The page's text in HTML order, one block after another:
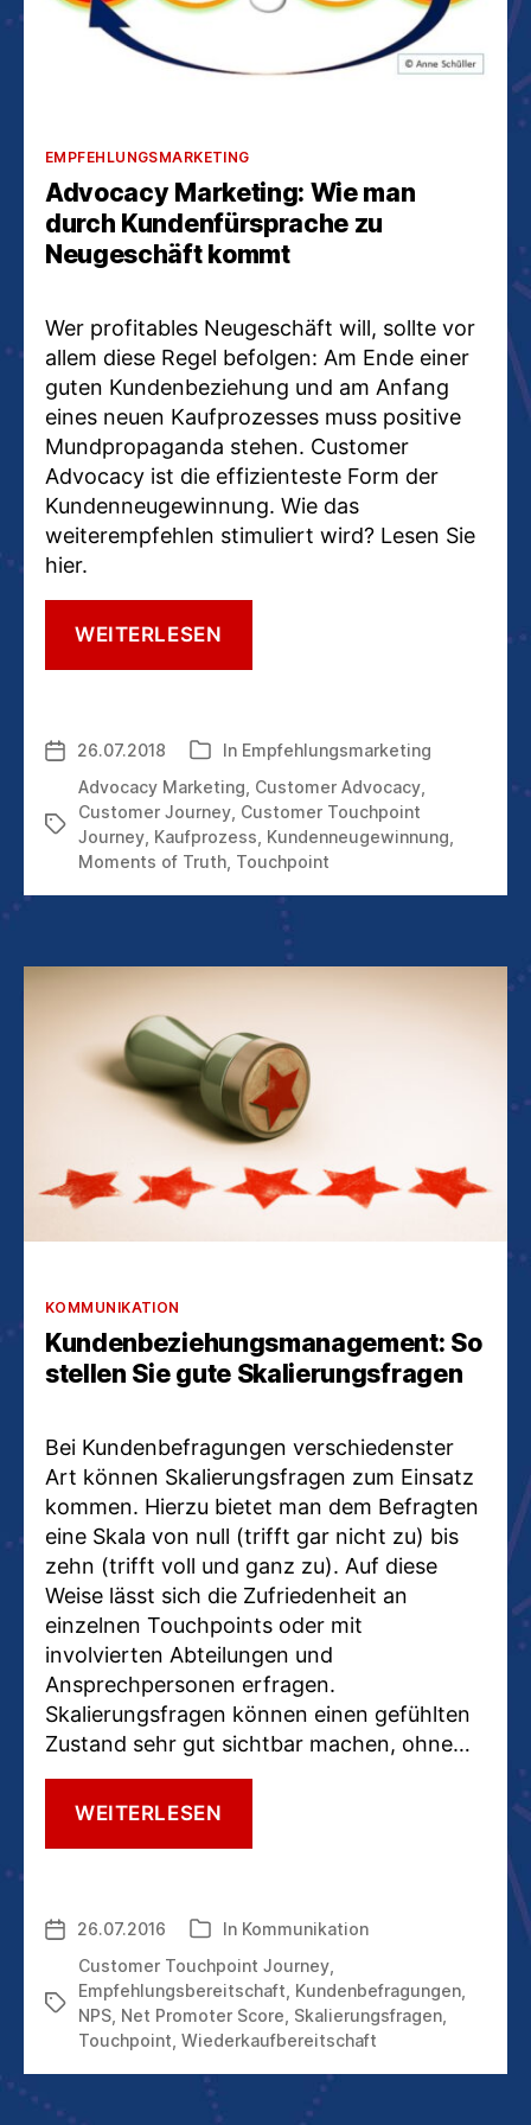
Kategorien
EMPFEHLUNGSMARKETING
Advocacy Marketing: Wie man
durch Kundenfürsprache zu
Neugeschäft kommt
Wer profitables Neugeschäft will, sollte vor
allem diese Regel befolgen: Am Ende einer
guten Kundenbeziehung und am Anfang
eines neuen Kaufprozesses muss positive
Mundpropaganda stehen. Customer
Advocacy ist die effizienteste Form der
Kundenneugewinnung. Wie das
weiterempfehlen stimuliert wird? Lesen Sie
hier.
WEITERLESEN
KUNDENFÜRSPRACHE
ZU
NEUGESCHÄFT
KOMMT
Veröffentlichungsdatum
26.07.2018 Kategorien
In Empfehlungsmarketing
Schlagwörter
Advocacy Marketing Customer Advocacy
Customer Journey Customer Touchpoint
Journey Kaufprozess Kundenneugewinnung
Moments of Truth Touchpoint
Kategorien
KOMMUNIKATION
Kundenbeziehungsmanagement: So
stellen Sie gute Skalierungsfragen
Bei Kundenbefragungen verschiedenster
Art können Skalierungsfragen zum Einsatz
kommen. Hierzu bietet man dem Befragten
eine Skala von null (trifft gar nicht zu) bis
zehn (trifft voll und ganz zu). Auf diese
Weise lässt sich die Zufriedenheit an
einzelnen Touchpoints oder mit
involvierten Abteilungen und
Ansprechpersonen erfragen.
Skalierungsfragen können einen gefühlten
Zustand sehr gut sichtbar machen, ohne…
WEITERLESEN
SKALIERUNGSFRAGEN
Veröffentlichungsdatum
26.07.2016 Kategorien
In Kommunikation
Schlagwörter
Customer Touchpoint Journey
Empfehlungsbereitschaft Kundenbefragungen
NPS Net Promoter Score Skalierungsfragen
Touchpoint Wiederkaufbereitschaft